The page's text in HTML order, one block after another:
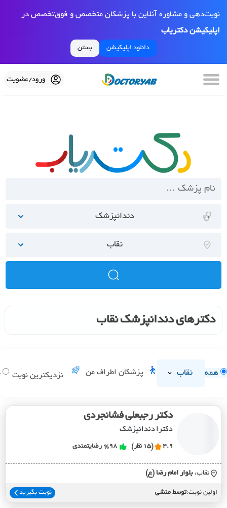
نوبت‌دهی و مشاوره آنلاین با پزشکان متخصص و فوق‌تخصص در
اپلیکیشن دکتریاب
دانلود اپلیکیشن بستن
ورود/عضویت
دندانپزشک
نقاب
دکترهای دندانپزشک نقاب
همه نقاب پزشکان اطراف من نزدیکترین نوبت
دکتر رجبعلی فشانجردی
دکترا دندانپزشک
4.9 (15 نظر) %98 رضایتمندی
نقاب، بلوار امام رضا (ع)
اولین نوبت:توسط منشی نوبت بگیرید